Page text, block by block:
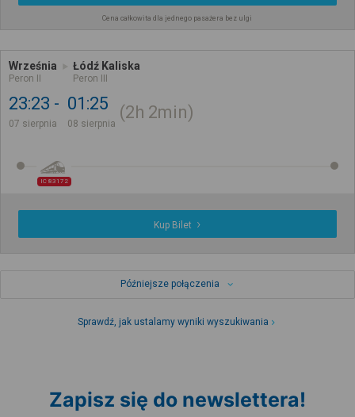
Cena całkowita dla jednego pasażera bez ulgi
Września
Peron II
Łódź Kaliska
Peron III
23:23
07 sierpnia
01:25
08 sierpnia
2h 2min
IC 83172
Kup Bilet
Późniejsze połączenia
Sprawdź, jak ustalamy wyniki wyszukiwania
Zapisz się do newslettera!